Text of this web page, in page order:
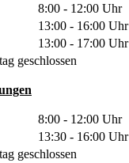
8:00 - 12:00 Uhr
13:00 - 16:00 Uhr
13:00 - 17:00 Uhr
geschlossen
8:00 - 12:00 Uhr
13:30 - 16:00 Uhr
geschlossen